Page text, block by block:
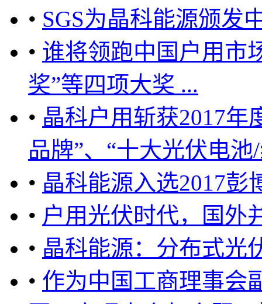
• SGS为晶科能源颁发
• 谁将领跑中国户用市
奖”等四项大奖 ...
• 晶科户用斩获2017年
品牌”、“十大光伏电池
• 晶科能源入选2017彭
• 户用光伏时代，国外
• 晶科能源：分布式光
• 作为中国工商理事会